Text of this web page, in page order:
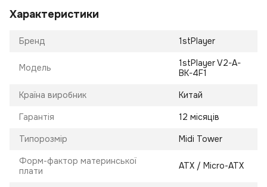
Характеристики
Бренд 1stPlayer
Модель
1stPlayer V2-A-
BK-4F1
Країна виробник Китай
Гарантія 12 місяців
Типорозмір Midi Tower
Форм-фактор материнської
плати
ATX / Micro-ATX